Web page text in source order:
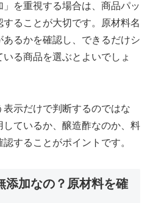
を重視する場合は、商品パッ
ることが大切です。原材料名
るかを確認し、できるだけシ
る商品を選ぶとよいでしょ
示だけで判断するのではな
しているか、醸造酢なのか、料
することがポイントです。
添加なの？原材料を確